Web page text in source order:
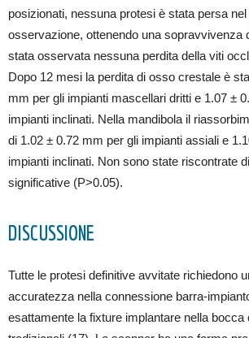
posizionati, nessuna protesi è stata persa
osservazione, ottenendo una sopravvivenza
stata osservata nessuna perdita della viti
Dopo 12 mesi la perdita di osso crestale è
mm per gli impianti mascellari dritti e 1.07 ±
impianti inclinati. Nella mandibola il
di 1.02 ± 0.72 mm per gli impianti assiali e
impianti inclinati. Non sono state riscontrate
significative (P>0.05).
DISCUSSIONE
Tutte le protesi definitive avvitate richiedono
accuratezza nella connessione barra-
esattamente la fixture implantare nella bocca